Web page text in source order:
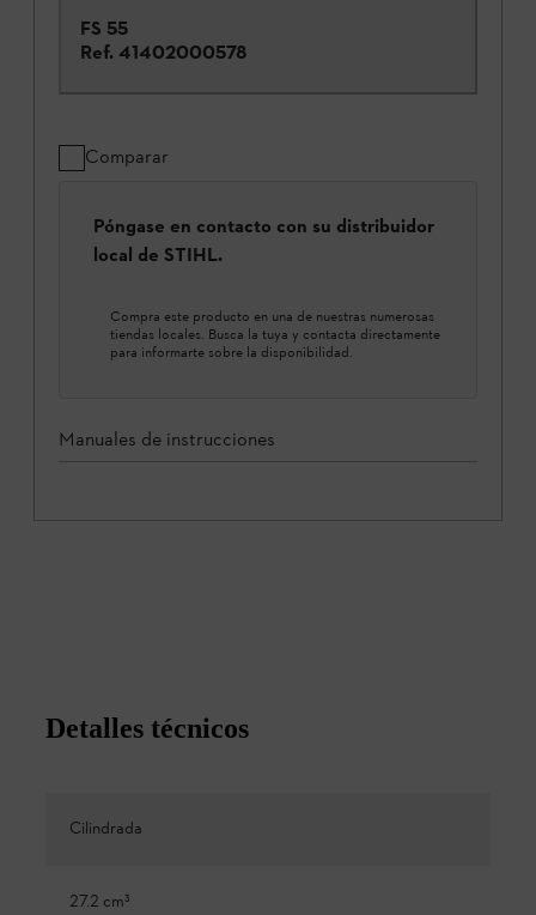
FS 55
Ref. 41402000578
Comparar
Póngase en contacto con su distribuidor
local de STIHL.
Compra este producto en una de nuestras numerosas
tiendas locales. Busca la tuya y contacta directamente
para informarte sobre la disponibilidad.
Manuales de instrucciones
Detalles técnicos
Cilindrada
27.2 cm³